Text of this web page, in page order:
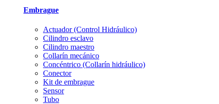
Embrague
Actuador (Control Hidráulico)
Cilindro esclavo
Cilindro maestro
Collarín mecánico
Concéntrico (Collarín hidráulico)
Conector
Kit de embrague
Sensor
Tubo